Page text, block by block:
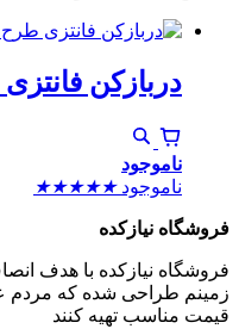
دربازکن فانتزی
ناموجود
ناموجود ★
★
★
★
★
فروشگاه نیازکده
فروشگاه نیازکده با هدف
زمینم طراحی شده که مردم
قیمت مناسب تهیه کنند